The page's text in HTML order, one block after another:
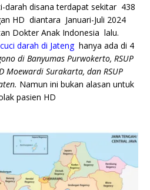
darah disana terdapat sekitar 438
HD diantara Januari-Juli 2024
Dokter Anak Indonesia lalu.
darah di Jateng hanya ada di 4
di Banyumas Purwokerto, RSUP
Moewardi Surakarta, dan RSUP
Namun ini bukan alasan untuk
pasien HD